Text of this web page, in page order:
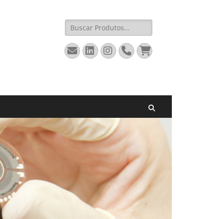
Pesquisar
por:
EmailLinkedIn
Instagram
FoneCarrinho